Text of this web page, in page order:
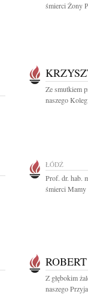
śmierci Żony
Ze smutkiem
naszego
ŁÓDŹ
Prof. dr. hab.
śmierci Mamy
Z głębokim
naszego